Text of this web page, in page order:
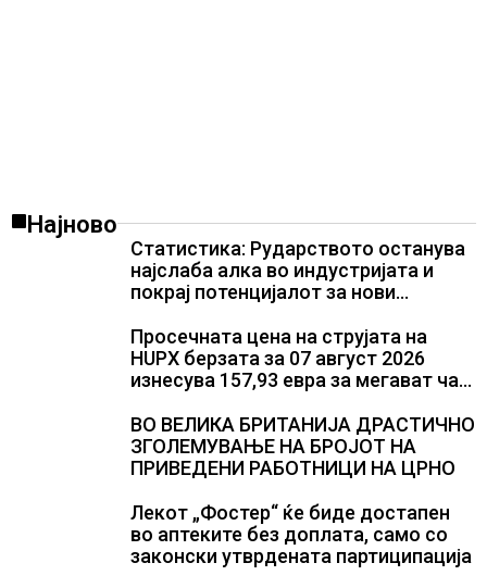
Најново
Статистика: Рударството останува
најслаба алка во индустријата и
покрај потенцијалот за нови
Просечната цена на струјата на
HUPX берзата за 07 август 2026
изнесува 157,93 евра за мегават час,
ВО ВЕЛИКА БРИТАНИЈА ДРАСТИЧНО
ЗГОЛЕМУВАЊЕ НА БРОЈОТ НА
ПРИВЕДЕНИ РАБОТНИЦИ НА ЦРНО
Лекот „Фостер“ ќе биде достапен
во аптеките без доплата, само со
законски утврдената партиципација